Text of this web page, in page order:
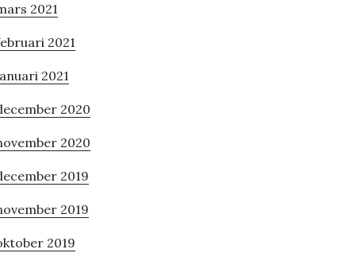
2021
2021
2021
2020
2020
2019
2019
2019